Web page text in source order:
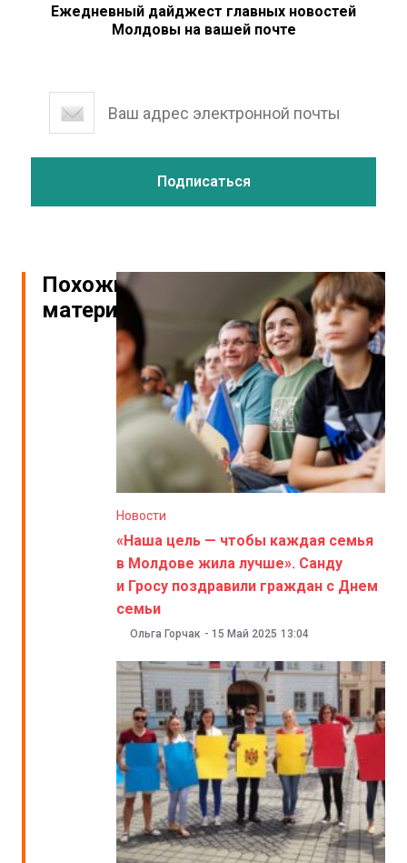
Ежедневный дайджест главных новостей
Молдовы на вашей почте
Похожие
материалы
Новости
«Наша цель — чтобы каждая семья
в Молдове жила лучше». Санду
и Гросу поздравили граждан с Днем
семьи
Ольга Горчак - 15 Май 2025 13:04